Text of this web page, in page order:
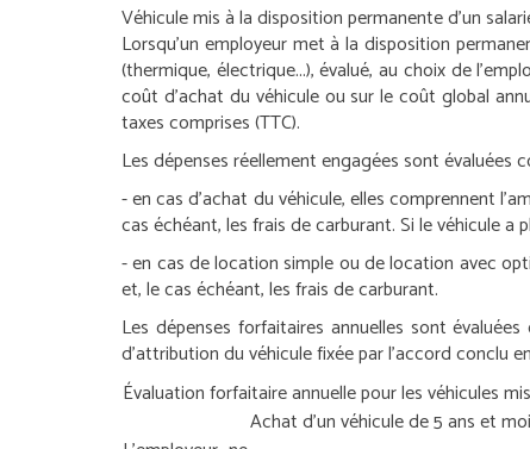
Véhicule mis à la disposition permanente d’un
Lorsqu’un employeur met à la disposition
(thermique, électrique...), évalué, au choix de
coût d’achat du véhicule ou sur le coût global
taxes comprises (TTC).
Les dépenses réellement engagées sont évaluées
- en cas d’achat du véhicule, elles comprennent
cas échéant, les frais de carburant. Si le véhicule a
- en cas de location simple ou de location avec
et, le cas échéant, les frais de carburant.
Les dépenses forfaitaires annuelles sont
d’attribution du véhicule fixée par l’accord conclu
Évaluation forfaitaire annuelle pour les véhicules
Achat d’un véhicule de 5 ans et